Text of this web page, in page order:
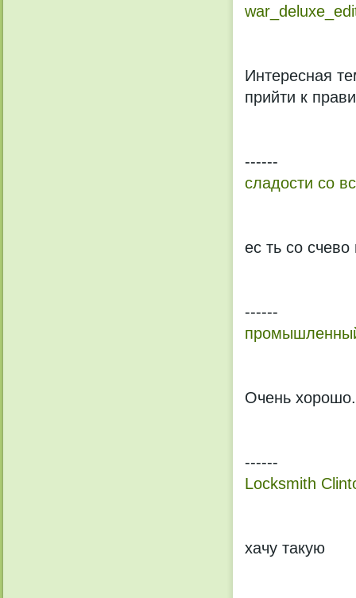
Интересная
прийти к
------
сладости со
ес ть со счево
------
Очень хорошо.
------
Locksmith
хачу такую